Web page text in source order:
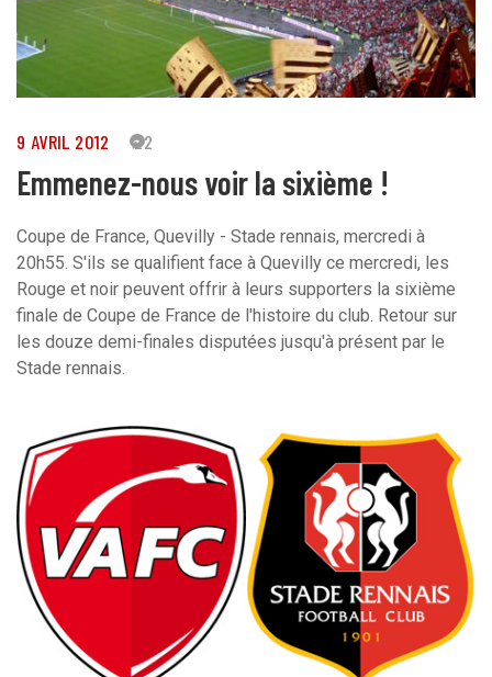
9 AVRIL 2012 22
Emmenez-nous voir la sixième !
Coupe de France, Quevilly - Stade rennais, mercredi à
20h55. S'ils se qualifient face à Quevilly ce mercredi, les
Rouge et noir peuvent offrir à leurs supporters la sixième
finale de Coupe de France de l'histoire du club. Retour sur
les douze demi-finales disputées jusqu'à présent par le
Stade rennais.